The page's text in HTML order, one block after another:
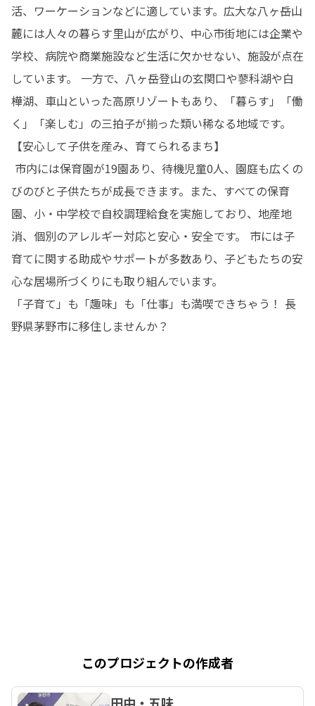
活、ワーケーションなどに適しています。広大な八ヶ岳山
麓には人々の暮らす里山が広がり、中心市街地には企業や
学校、病院や商業施設など生活に欠かせない、施設が点在
しています。 一方で、八ヶ岳登山の玄関口や蓼科湖や白
樺湖、車山といった高原リゾートもあり、「暮らす」「働
く」「楽しむ」の三拍子が揃った類い稀なる地域です。
【安心して子供を産み、育てられるまち】
びのびと子供たちが成長できます。また、すべての保育
園、小・中学校で自校調理給食を実施しており、地産地
消、個別のアレルギー対応と安心・安全です。 市には子
育てに関する助成やサポートが多数あり、子どもたちの安
心な居場所づくりにも取り組んでいます。
「子育て」も「趣味」も「仕事」も満喫できちゃう！ 長
野県茅野市に移住しませんか？
このプロジェクトの作成者
田中・五味